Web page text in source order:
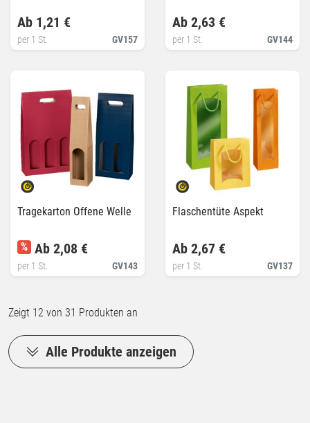
GV157
Ab 1,21 €
per 1 St. GV144
Ab 2,63 €
per 1 St.
Tragekarton Offene Welle
GV143
% Ab 2,08 €
per 1 St.
Flaschentüte Aspekt
GV137
Ab 2,67 €
per 1 St.
Zeigt 12 von 31 Produkten an
Alle Produkte anzeigen